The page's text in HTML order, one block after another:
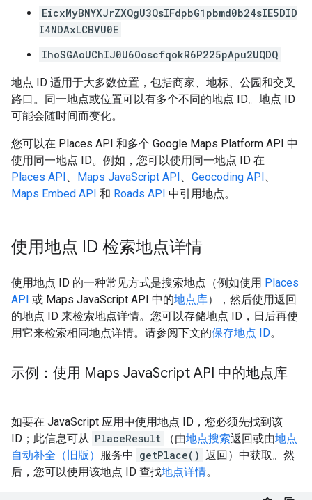
EicxMyBNYXJrZXQgU3QsIFdpbG1pbmd0b24sIE5DID
I4NDAxLCBVU0E
IhoSGAoUChIJ0U6OoscfqokR6P225pApu2UQDQ
地点 ID 适用于大多数位置，包括商家、地标、公园和交叉
路口。同一地点或位置可以有多个不同的地点 ID。地点 ID
可能会随时间而变化。
您可以在 Places API 和多个 Google Maps Platform API 中
使用同一地点 ID。例如，您可以使用同一地点 ID 在
Places API、 Maps JavaScript API、 Geocoding API、
Maps Embed API 和 Roads API 中引用地点。
使用地点 ID 检索地点详情
使用地点 ID 的一种常见方式是搜索地点（例如使用 Places
API 或 Maps JavaScript API 中的地点库），然后使用返回
的地点 ID 来检索地点详情。您可以存储地点 ID，日后再使
用它来检索相同地点详情。请参阅下文的保存地点 ID。
示例：使用 Maps JavaScript API 中的地点库
如要在 JavaScript 应用中使用地点 ID，您必须先找到该
ID；此信息可从 PlaceResult （由地点搜索返回或由地点
自动补全（旧版） 服务中 getPlace() 返回）中获取。然
后，您可以使用该地点 ID 查找地点详情。